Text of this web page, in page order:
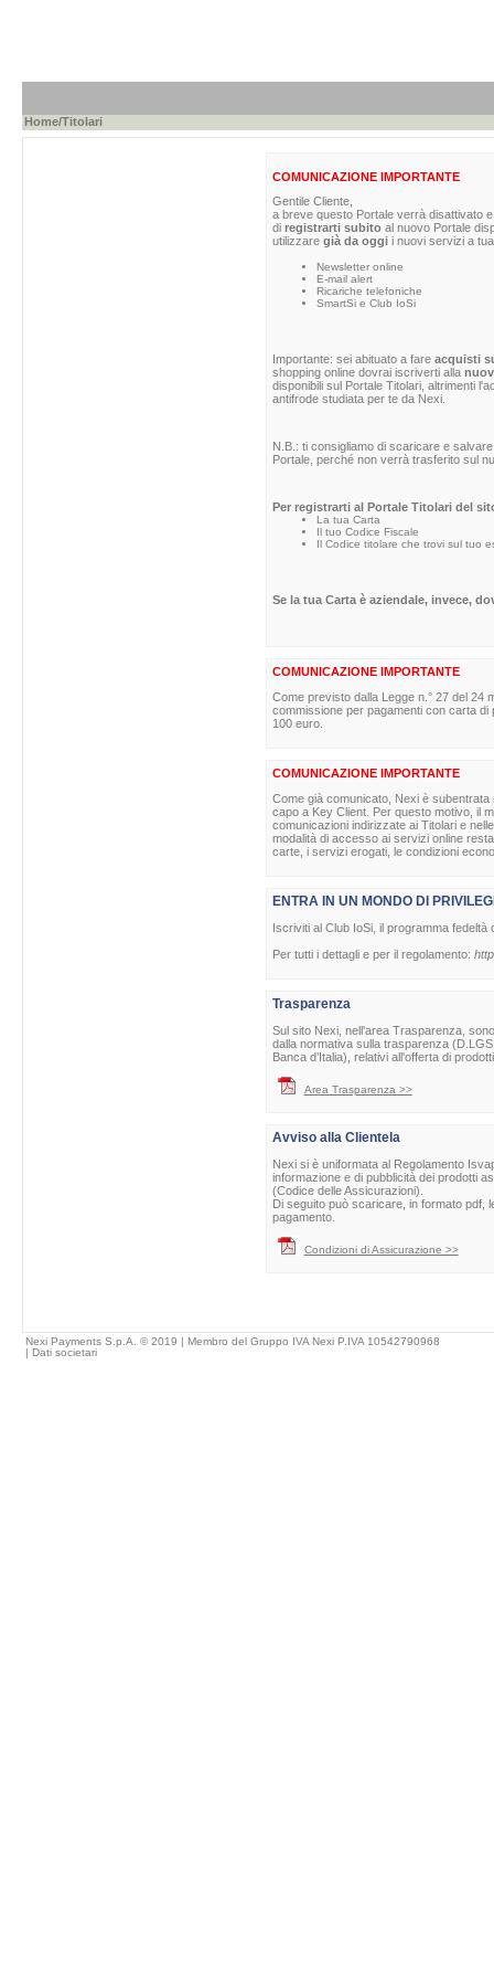
Home/Titolari
COMUNICAZIONE IMPORTANTE
Gentile Cliente,
a breve questo Portale verrà disattivato
diregistrarti subitoal nuovo Portale
utilizzare già da oggii nuovi servizi a
Newsletter online
E-mail alert
Ricariche telefoniche
SmartSi e Club IoSi
Importante: sei abituato a fare acquisti
shopping online dovrai iscriverti alla
disponibili sul Portale Titolari, altrimenti
antifrode studiata per te da Nexi.
N.B.: ti consigliamo di scaricare e
Portale, perché non verrà trasferito sul
Per registrarti al Portale Titolari del
La tua Carta
Il tuo Codice Fiscale
Il Codice titolare che trovi sul tuo
Se la tua Carta è aziendale, invece,
COMUNICAZIONE IMPORTANTE
Come previsto dalla Legge n.° 27 del 24
commissione per pagamenti con carta
100 euro.
COMUNICAZIONE IMPORTANTE
Come già comunicato, Nexi è
capo a Key Client. Per questo motivo, il
comunicazioni indirizzate ai Titolari e
modalità di accesso ai servizi online
carte, i servizi erogati, le condizioni
ENTRA IN UN MONDO DI
Iscriviti al Club IoSi, il programma
Per tutti i dettagli e per il regolamento:
Trasparenza
Sul sito Nexi, nell'area Trasparenza,
dalla normativa sulla trasparenza
Banca d’Italia), relativi all'offerta di
Area Trasparenza >>
Avviso alla Clientela
Nexi si è uniformata al Regolamento
informazione e di pubblicità dei prodotti
(Codice delle Assicurazioni).
Di seguito può scaricare, in formato pdf,
pagamento.
Condizioni di Assicurazione >>
Nexi Payments S.p.A. © 2019 | Membro del Gruppo IVA Nexi P.IVA 10542790968
| Dati societari